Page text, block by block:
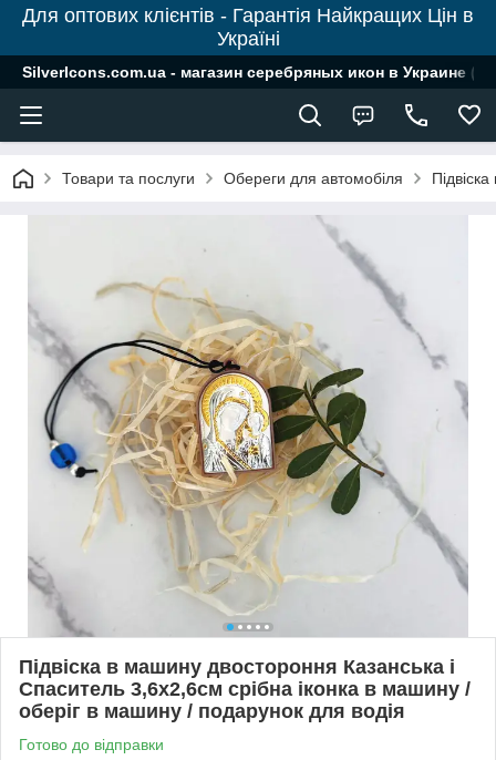
Для оптових клієнтів - Гарантія Найкращих Цін в
Україні
SilverIcons.com.ua - магазин серебряных икон в Украине (
Товари та послуги Обереги для автомобіля
Підвіска в машину двостороння Казанська і
Спаситель 3,6х2,6см срібна іконка в машину /
оберіг в машину / подарунок для водія
Готово до відправки